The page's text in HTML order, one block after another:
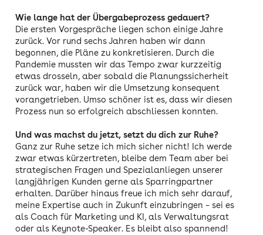
Wie lange hat der Übergabeprozess gedauert?
Die ersten Vorgespräche liegen schon einige Jahre
zurück. Vor rund sechs Jahren haben wir dann
begonnen, die Pläne zu konkretisieren. Durch die
Pandemie mussten wir das Tempo zwar kurzzeitig
etwas drosseln, aber sobald die Planungssicherheit
zurück war, haben wir die Umsetzung konsequent
vorangetrieben. Umso schöner ist es, dass wir diesen
Prozess nun so erfolgreich abschliessen konnten.
Und was machst du jetzt, setzt du dich zur Ruhe?
Ganz zur Ruhe setze ich mich sicher nicht! Ich werde
zwar etwas kürzertreten, bleibe dem Team aber bei
strategischen Fragen und Spezialanliegen unserer
langjährigen Kunden gerne als Sparringpartner
erhalten. Darüber hinaus freue ich mich sehr darauf,
meine Expertise auch in Zukunft einzubringen – sei es
als Coach für Marketing und KI, als Verwaltungsrat
oder als Keynote-Speaker. Es bleibt also spannend!